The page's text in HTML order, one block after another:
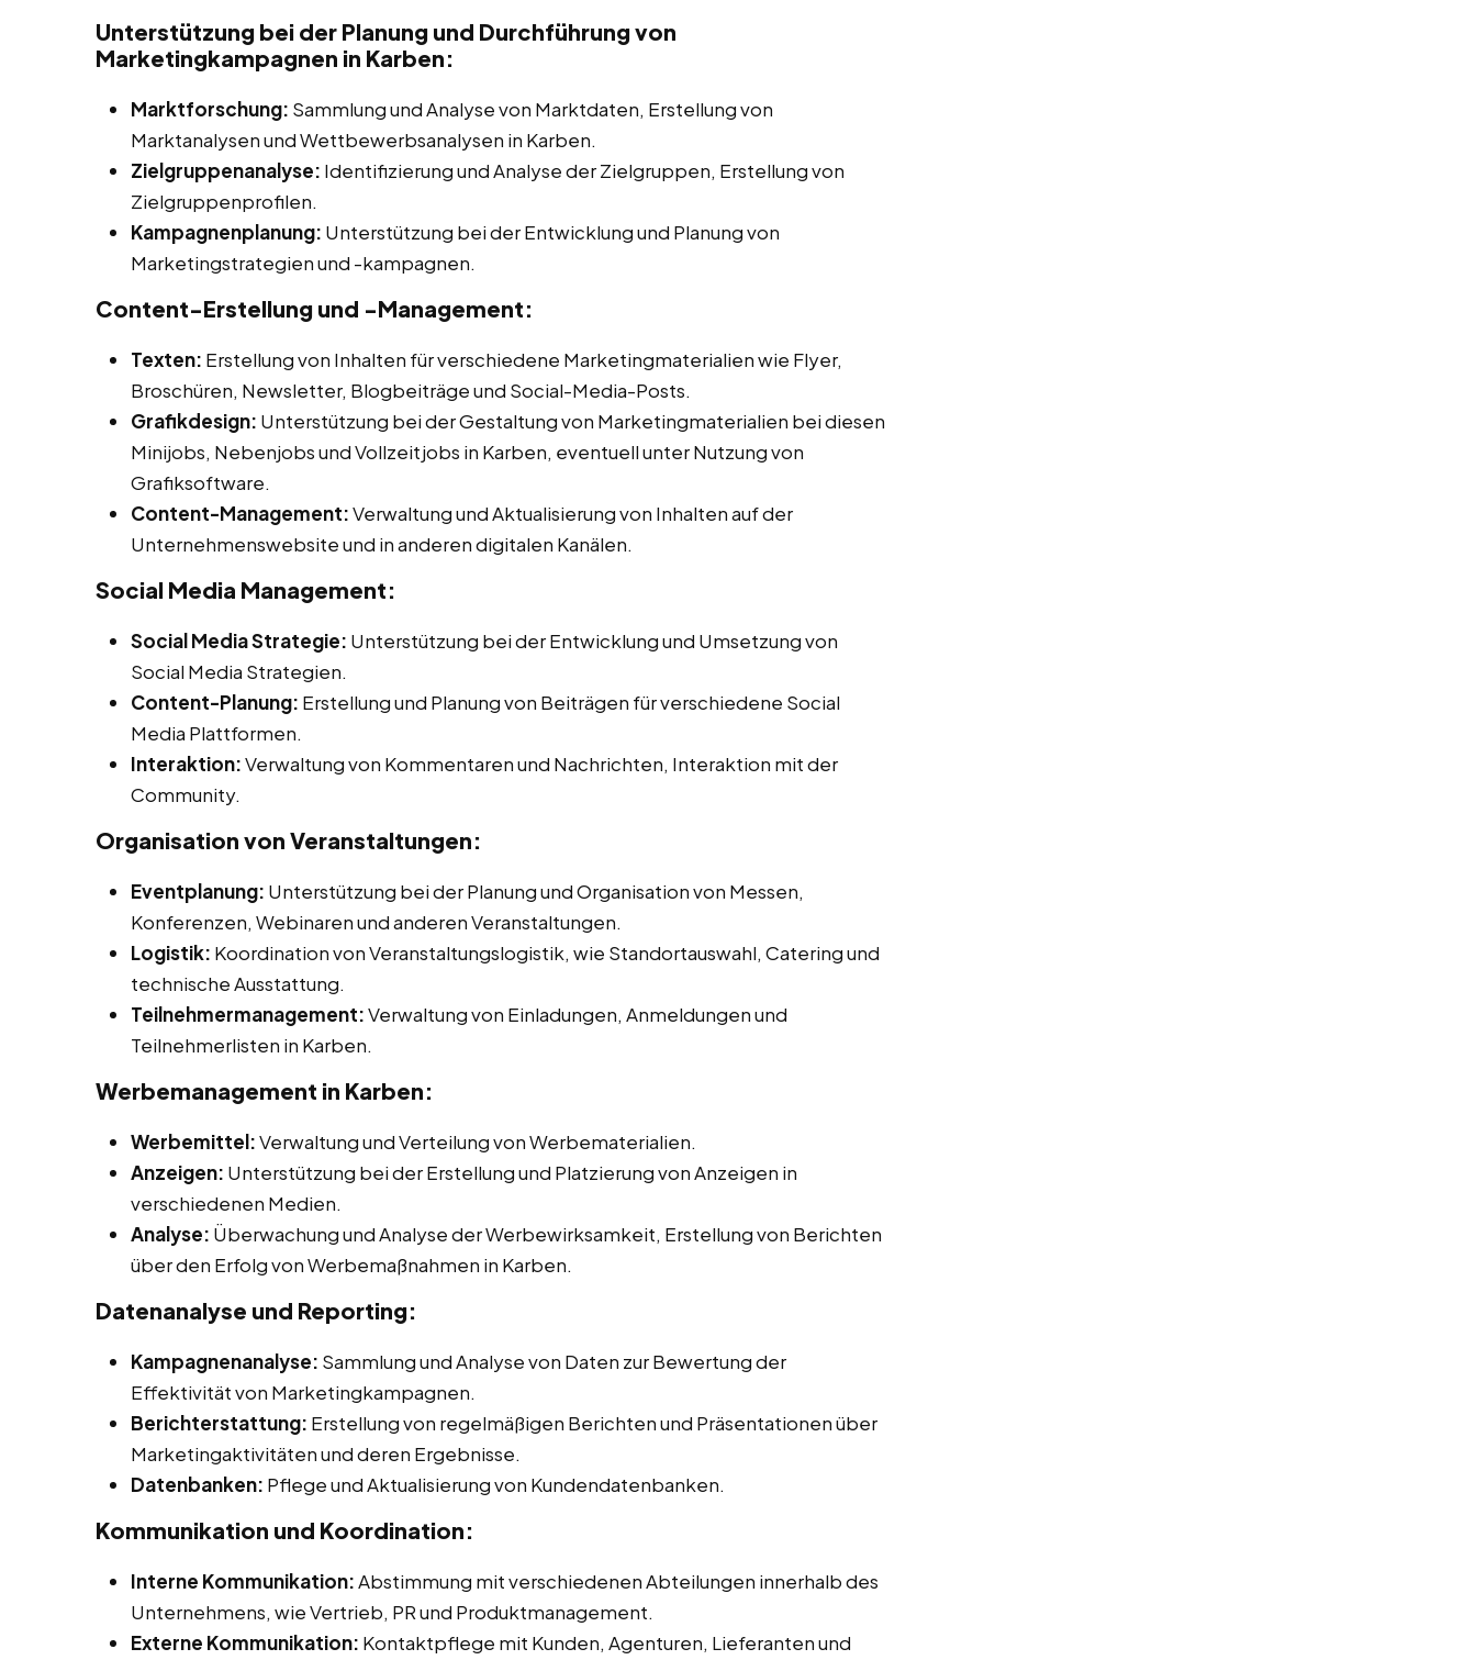
Unterstützung bei der Planung und Durchführung von
Marketingkampagnen in Karben:
Marktforschung: Sammlung und Analyse von Marktdaten, Erstellung von
Marktanalysen und Wettbewerbsanalysen in Karben.
Zielgruppenanalyse: Identifizierung und Analyse der Zielgruppen, Erstellung von
Zielgruppenprofilen.
Kampagnenplanung: Unterstützung bei der Entwicklung und Planung von
Marketingstrategien und -kampagnen.
Content-Erstellung und -Management:
Texten: Erstellung von Inhalten für verschiedene Marketingmaterialien wie Flyer,
Broschüren, Newsletter, Blogbeiträge und Social-Media-Posts.
Grafikdesign: Unterstützung bei der Gestaltung von Marketingmaterialien bei diesen
Minijobs, Nebenjobs und Vollzeitjobs in Karben, eventuell unter Nutzung von
Grafiksoftware.
Content-Management:Verwaltung und Aktualisierung von Inhalten auf der
Unternehmenswebsite und in anderen digitalen Kanälen.
Social Media Management:
Social Media Strategie: Unterstützung bei der Entwicklung und Umsetzung von
Social Media Strategien.
Content-Planung: Erstellung und Planung von Beiträgen für verschiedene Social
Media Plattformen.
Interaktion:Verwaltung von Kommentaren und Nachrichten, Interaktion mit der
Community.
Organisation von Veranstaltungen:
Eventplanung: Unterstützung bei der Planung und Organisation von Messen,
Konferenzen, Webinaren und anderen Veranstaltungen.
Logistik: Koordination von Veranstaltungslogistik, wie Standortauswahl, Catering und
technische Ausstattung.
Teilnehmermanagement:Verwaltung von Einladungen, Anmeldungen und
Teilnehmerlisten in Karben.
Werbemanagement in Karben:
Werbemittel:Verwaltung und Verteilung von Werbematerialien.
Anzeigen: Unterstützung bei der Erstellung und Platzierung von Anzeigen in
verschiedenen Medien.
Analyse: Überwachung und Analyse der Werbewirksamkeit, Erstellung von Berichten
über den Erfolg von Werbemaßnahmen in Karben.
Datenanalyse und Reporting:
Kampagnenanalyse: Sammlung und Analyse von Daten zur Bewertung der
Effektivität von Marketingkampagnen.
Berichterstattung: Erstellung von regelmäßigen Berichten und Präsentationen über
Marketingaktivitäten und deren Ergebnisse.
Datenbanken: Pflege und Aktualisierung von Kundendatenbanken.
Kommunikation und Koordination:
Interne Kommunikation:Abstimmung mit verschiedenen Abteilungen innerhalb des
Unternehmens, wie Vertrieb, PR und Produktmanagement.
Externe Kommunikation: Kontaktpflege mit Kunden, Agenturen, Lieferanten und